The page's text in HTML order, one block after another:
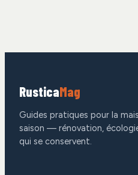
RusticaMag
Guides pratiques pour la
saison — rénovation,
qui se conservent.